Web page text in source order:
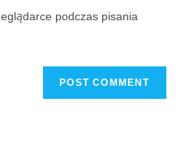
podczas pisania